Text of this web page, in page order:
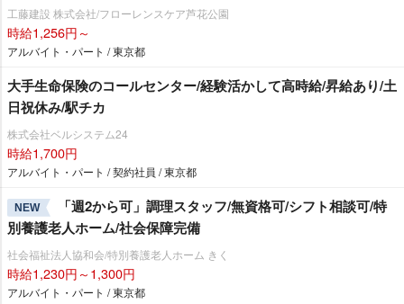
工藤建設 株式会社/フローレンスケア芦花公園
時給1,256円～
アルバイト・パート / 東京都
大手生命保険のコールセンター/経験活かして高時給/昇給あり/土
日祝休み/駅チカ
株式会社ベルシステム24
時給1,700円
アルバイト・パート / 契約社員 / 東京都
NEW
「週2から可」調理スタッフ/無資格可/シフト相談可/特
別養護老人ホーム/社会保障完備
社会福祉法人協和会/特別養護老人ホーム きく
時給1,230円～1,300円
アルバイト・パート / 東京都